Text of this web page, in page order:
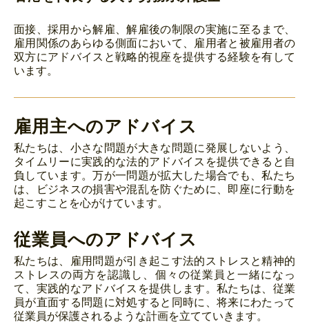
面接、採用から解雇、解雇後の制限の実施に至るまで、
雇用関係のあらゆる側面において、雇用者と被雇用者の
双方にアドバイスと戦略的視座を提供する経験を有して
います。
雇用主へのアドバイス
私たちは、小さな問題が大きな問題に発展しないよう、
タイムリーに実践的な法的アドバイスを提供できると自
負しています。万が一問題が拡大した場合でも、私たち
は、ビジネスの損害や混乱を防ぐために、即座に行動を
起こすことを心がけています。
従業員へのアドバイス
私たちは、雇用問題が引き起こす法的ストレスと精神的
ストレスの両方を認識し、個々の従業員と一緒になっ
て、実践的なアドバイスを提供します。私たちは、従業
員が直面する問題に対処すると同時に、将来にわたって
従業員が保護されるような計画を立てていきます。